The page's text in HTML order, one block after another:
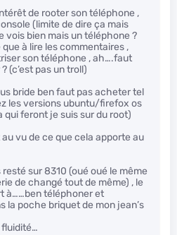
de rooter son téléphone ,
(limite de dire ça mais
vois bien mais un téléphone ?
à lire les commentaires ,
son téléphone , ah….faut
(c’est pas un troll)
bride ben faut pas acheter tel
les versions ubuntu/firefox os
qui feront je suis sur du root)
vu de ce que cela apporte au
resté sur 8310 (oué oué le même
de changé tout de même) , le
à……ben téléphoner et
la poche briquet de mon jean’s
fluidité…